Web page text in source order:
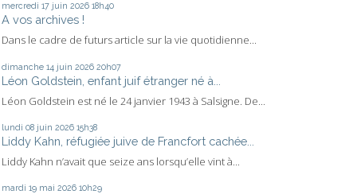
mercredi 17 juin 2026 18h40
A vos archives !
Dans le cadre de futurs article sur la vie quotidienne...
dimanche 14 juin 2026 20h07
Léon Goldstein, enfant juif étranger né à...
Léon Goldstein est né le 24 janvier 1943 à Salsigne. De...
lundi 08 juin 2026 15h38
Liddy Kahn, réfugiée juive de Francfort cachée...
Liddy Kahn n’avait que seize ans lorsqu’elle vint à...
mardi 19 mai 2026 10h29